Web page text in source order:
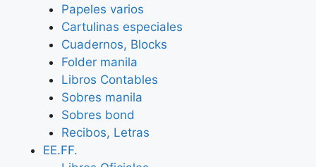
Papeles varios
Cartulinas especiales
Cuadernos, Blocks
Folder manila
Libros Contables
Sobres manila
Sobres bond
Recibos, Letras
EE.FF.